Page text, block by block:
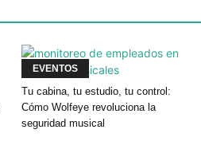
EVENTOS
Tu cabina, tu estudio, tu control:
Cómo Wolfeye revoluciona la
seguridad musical